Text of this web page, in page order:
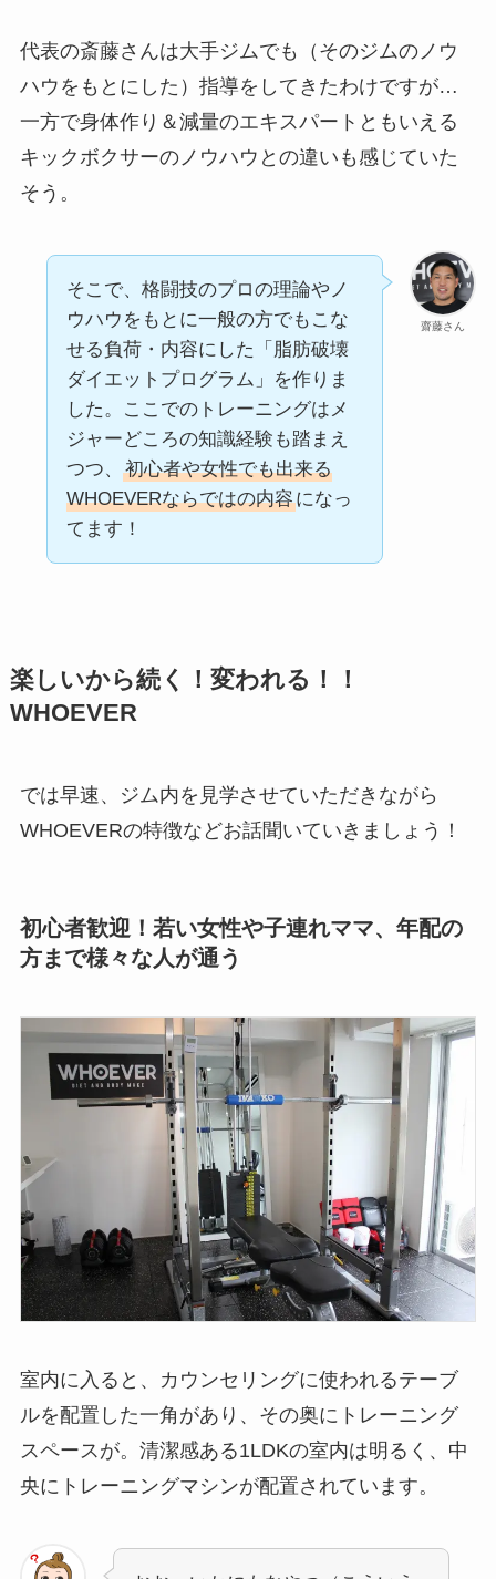
代表の斎藤さんは大手ジムでも（そのジムのノウ
ハウをもとにした）指導をしてきたわけですが…
一方で身体作り＆減量のエキスパートともいえる
キックボクサーのノウハウとの違いも感じていた
そう。
齋藤さん
そこで、格闘技のプロの理論やノ
ウハウをもとに一般の方でもこな
せる負荷・内容にした「脂肪破壊
ダイエットプログラム」を作りま
した。ここでのトレーニングはメ
ジャーどころの知識経験も踏まえ
つつ、
初心者や女性でも出来る
WHOEVERならではの内容になっ
てます！
楽しいから続く！変われる！！
WHOEVER
では早速、ジム内を見学させていただきながら
WHOEVERの特徴などお話聞いていきましょう！
初心者歓迎！若い女性や子連れママ、年配の
方まで様々な人が通う
室内に入ると、カウンセリングに使われるテーブ
ルを配置した一角があり、その奥にトレーニング
スペースが。清潔感ある1LDKの室内は明るく、中
央にトレーニングマシンが配置されています。